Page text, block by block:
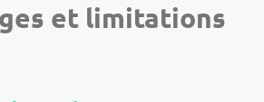
et limitations